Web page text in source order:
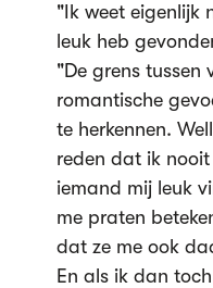
"Ik weet eigenlijk
leuk heb
"De grens tussen
romantische
te herkennen.
reden dat ik
iemand mij leuk
me praten
dat ze me ook
En als ik dan